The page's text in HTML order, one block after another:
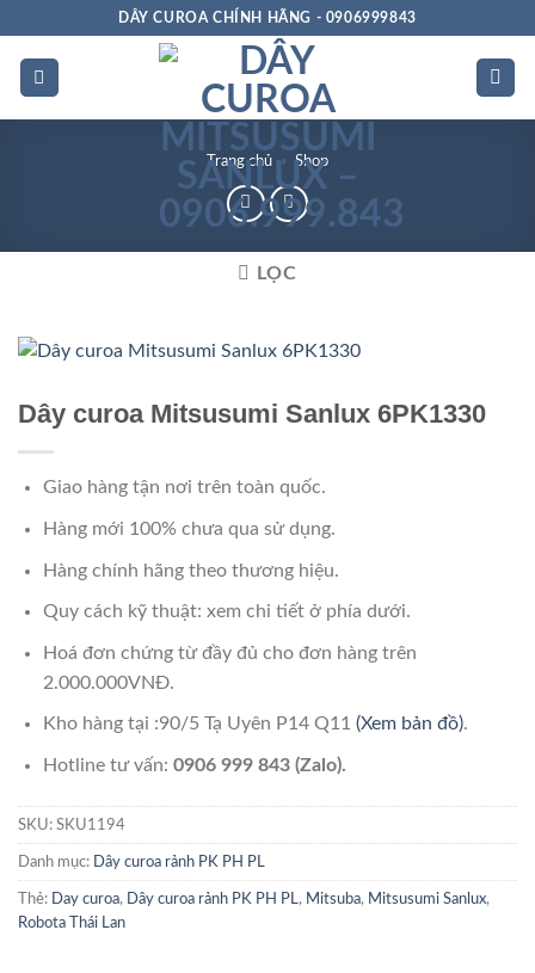
dung
DÂY CUROA CHÍNH HÃNG - 0906999843
Trang chủ » Shop
LỌC
Dây curoa Mitsusumi Sanlux 6PK1330
Giao hàng tận nơi trên toàn quốc.
Hàng mới 100% chưa qua sử dụng.
Hàng chính hãng theo thương hiệu.
Quy cách kỹ thuật: xem chi tiết ở phía dưới.
Hoá đơn chứng từ đầy đủ cho đơn hàng trên
2.000.000VNĐ.
Kho hàng tại :90/5 Tạ Uyên P14 Q11 (Xem bản đồ).
Hotline tư vấn: 0906 999 843 (Zalo).
SKU: SKU1194
Danh mục: Dây curoa rảnh PK PH PL
Thẻ: Day curoa, Dây curoa rảnh PK PH PL , Mitsuba, Mitsusumi Sanlux,
Robota Thái Lan